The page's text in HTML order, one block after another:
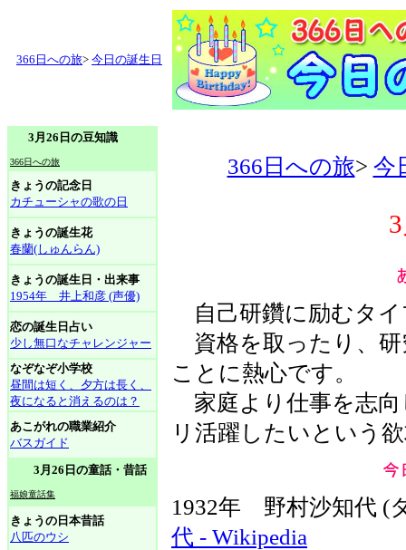
366日への旅> 今日の誕生日
3月26日の豆知識
366日への旅
きょうの記念日
カチューシャの歌の日
きょうの誕生花
春蘭(しゅんらん)
きょうの誕生日・出来事
1954年 井上和彦 (声優)
恋の誕生日占い
少し無口なチャレンジャー
なぞなぞ小学校
昼間は短く、夕方は長く、
夜になると消えるのは？
あこがれの職業紹介
バスガイド
3月26日の童話・昔話
福娘童話集
きょうの日本昔話
八匹のウシ
366日への旅> 今
自己研鑽に励むタイ
資格を取ったり、研
ことに熱心です。
家庭より仕事を志
リ活躍したいという
1932年 野村沙知代
代 - Wikipedia